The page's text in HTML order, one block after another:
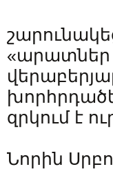
«արատներ
զրկում է
Նորին